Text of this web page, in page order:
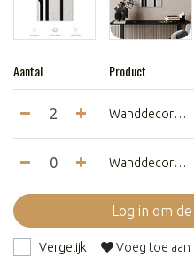
Aantal Product
Wanddecoratie Felto Abstract - Black&White - Medium
Wanddecoratie Felto Abstract - Black&White - Large
Log in om
Vergelijk Voeg toe